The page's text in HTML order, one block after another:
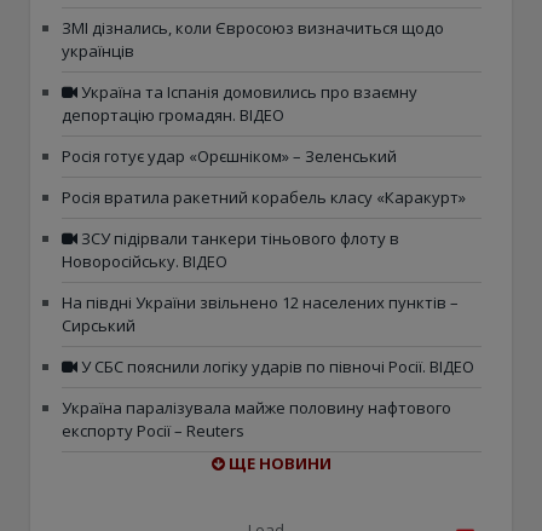
ЗМІ дізнались, коли Євросоюз визначиться щодо
українців
Україна та Іспанія домовились про взаємну
депортацію громадян. ВІДЕО
Росія готує удар «Орєшніком» – Зеленський
Росія вратила ракетний корабель класу «Каракурт»
ЗСУ підірвали танкери тіньового флоту в
Новоросійську. ВІДЕО
На півдні України звільнено 12 населених пунктів –
Сирський
У СБС пояснили логіку ударів по півночі Росії. ВІДЕО
Україна паралізувала майже половину нафтового
експорту Росії – Reuters
ЩЕ НОВИНИ